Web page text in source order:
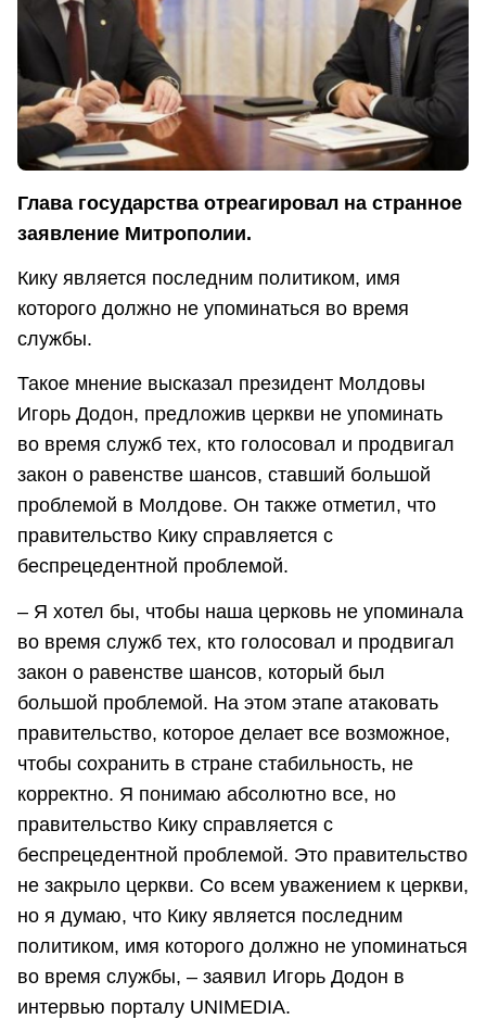
Глава государства отреагировал на странное
заявление Митрополии.
Кику является последним политиком, имя
которого должно не упоминаться во время
службы.
Такое мнение высказал президент Молдовы
Игорь Додон, предложив церкви не упоминать
во время служб тех, кто голосовал и продвигал
закон о равенстве шансов, ставший большой
проблемой в Молдове. Он также отметил, что
правительство Кику справляется с
беспрецедентной проблемой.
– Я хотел бы, чтобы наша церковь не упоминала
во время служб тех, кто голосовал и продвигал
закон о равенстве шансов, который был
большой проблемой. На этом этапе атаковать
правительство, которое делает все возможное,
чтобы сохранить в стране стабильность, не
корректно. Я понимаю абсолютно все, но
правительство Кику справляется с
беспрецедентной проблемой. Это правительство
не закрыло церкви. Со всем уважением к церкви,
но я думаю, что Кику является последним
политиком, имя которого должно не упоминаться
во время службы, – заявил Игорь Додон в
интервью порталу UNIMEDIA.